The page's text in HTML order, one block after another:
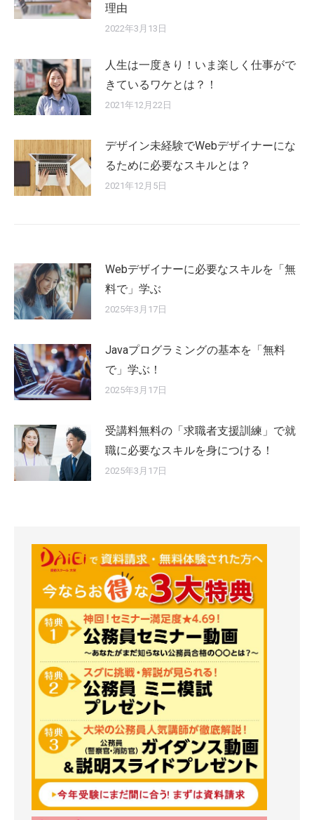
理由
2022年3月13日
人生は一度きり！いま楽しく仕事がで
きているワケとは？！
2021年12月22日
デザイン未経験でWebデザイナーにな
るために必要なスキルとは？
2021年12月5日
Webデザイナーに必要なスキルを「無
料で」学ぶ
2025年3月17日
Javaプログラミングの基本を「無料
で」学ぶ！
2025年3月17日
受講料無料の「求職者支援訓練」で就
職に必要なスキルを身につける！
2025年3月17日